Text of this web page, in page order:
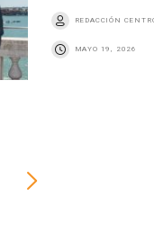
REDACCIÓN
MAYO 19, 2026